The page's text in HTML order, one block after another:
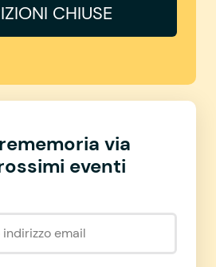
CHIUSE
via
eventi